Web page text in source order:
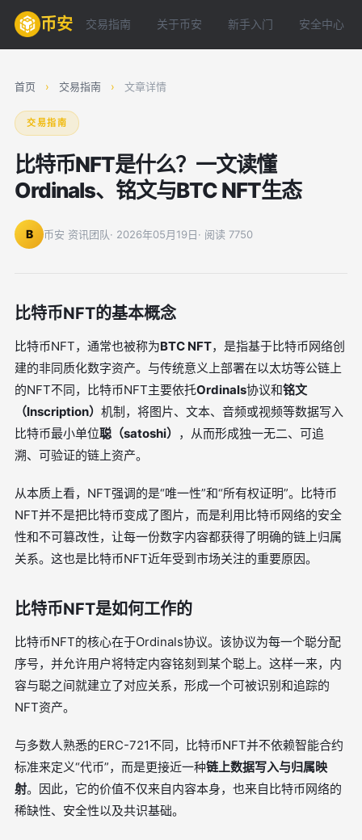
币安 交易指南 关于币安 新手入门 安全中心
首页 › 交易指南 › 文章详情
交易指南
比特币NFT是什么？一文读懂
Ordinals、铭文与BTC NFT生态
B 币安 资讯团队· 2026年05月19日· 阅读 7750
比特币NFT的基本概念
比特币NFT，通常也被称为BTC NFT，是指基于比特币网络创
建的非同质化数字资产。与传统意义上部署在以太坊等公链上
的NFT不同，比特币NFT主要依托Ordinals协议和铭文
（Inscription） 机制，将图片、文本、音频或视频等数据写入
比特币最小单位聪（satoshi） ，从而形成独一无二、可追
溯、可验证的链上资产。
从本质上看，NFT强调的是“唯一性”和“所有权证明”。比特币
NFT并不是把比特币变成了图片，而是利用比特币网络的安全
性和不可篡改性，让每一份数字内容都获得了明确的链上归属
关系。这也是比特币NFT近年受到市场关注的重要原因。
比特币NFT是如何工作的
比特币NFT的核心在于Ordinals协议。该协议为每一个聪分配
序号，并允许用户将特定内容铭刻到某个聪上。这样一来，内
容与聪之间就建立了对应关系，形成一个可被识别和追踪的
NFT资产。
与多数人熟悉的ERC-721不同，比特币NFT并不依赖智能合约
标准来定义“代币”，而是更接近一种链上数据写入与归属映
射。因此，它的价值不仅来自内容本身，也来自比特币网络的
稀缺性、安全性以及共识基础。